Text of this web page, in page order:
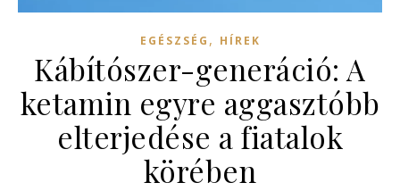
EGÉSZSÉG , HÍREK
Kábítószer-generáció: A
ketamin egyre aggasztóbb
elterjedése a fiatalok
körében